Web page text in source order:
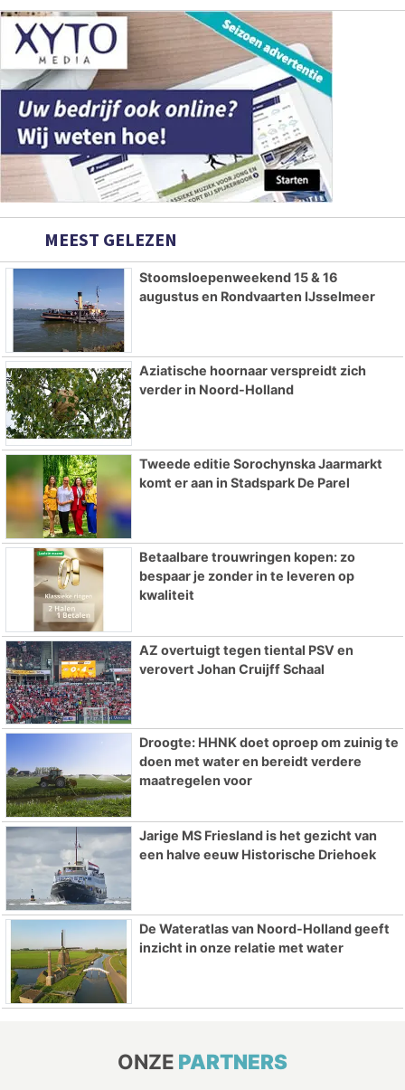
MEEST GELEZEN
Stoomsloepenweekend 15 & 16
augustus en Rondvaarten IJsselmeer
Aziatische hoornaar verspreidt zich
verder in Noord-Holland
Tweede editie Sorochynska Jaarmarkt
komt er aan in Stadspark De Parel
Betaalbare trouwringen kopen: zo
bespaar je zonder in te leveren op
kwaliteit
AZ overtuigt tegen tiental PSV en
verovert Johan Cruijff Schaal
Droogte: HHNK doet oproep om zuinig te
doen met water en bereidt verdere
maatregelen voor
Jarige MS Friesland is het gezicht van
een halve eeuw Historische Driehoek
De Wateratlas van Noord-Holland geeft
inzicht in onze relatie met water
ONZE PARTNERS